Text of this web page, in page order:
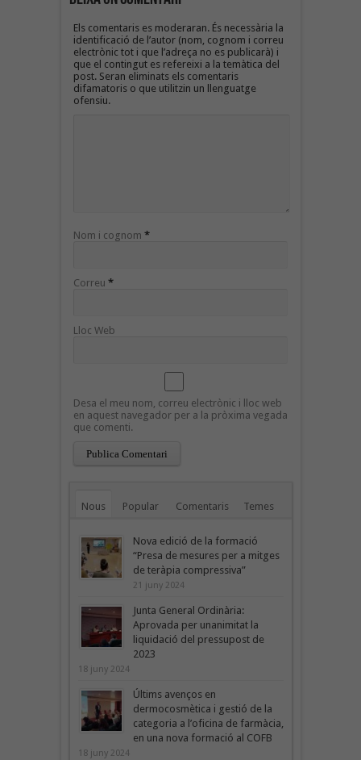
Els comentaris es moderaran. És necessària la
identificació de l’autor (nom, cognom i correu
electrònic tot i que l’adreça no es publicarà) i
que el contingut es refereixi a la temàtica del
post. Seran eliminats els comentaris
difamatoris o que utilitzin un llenguatge
ofensiu.
Nom i cognom *
Correu *
Lloc Web
Desa el meu nom, correu electrònic i lloc web
en aquest navegador per a la pròxima vegada
que comenti.
Nous Popular Comentaris Temes
Nova edició de la formació
“Presa de mesures per a mitges
de teràpia compressiva”
21 juny 2024
Junta General Ordinària:
Aprovada per unanimitat la
liquidació del pressupost de
2023
18 juny 2024
Últims avenços en
dermocosmètica i gestió de la
categoria a l’oficina de farmàcia,
en una nova formació al COFB
18 juny 2024